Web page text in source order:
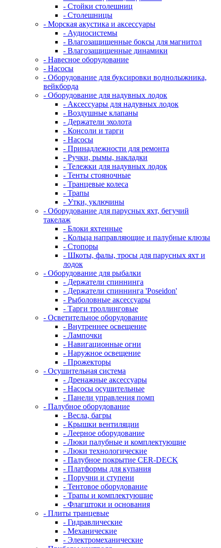
- Стойки столешниц
- Столешницы
- Морская акустика и аксессуары
- Аудиосистемы
- Влагозащищенные боксы для магнитол
- Влагозащищенные динамики
- Навесное оборудование
- Насосы
- Оборудование для буксировки воднолыжника,
вейкборда
- Оборудование для надувных лодок
- Аксессуары для надувных лодок
- Воздушные клапаны
- Держатели эхолота
- Консоли и тарги
- Насосы
- Принадлежности для ремонта
- Ручки, рымы, накладки
- Тележки для надувных лодок
- Тенты стояночные
- Транцевые колеса
- Трапы
- Утки, уключины
- Оборудование для парусных яхт, бегучий
такелаж
- Блоки яхтенные
- Кольца направляющие и палубные клюзы
- Стопоры
- Шкоты, фалы, тросы для парусных яхт и
лодок
- Оборудование для рыбалки
- Держатели спиннинга
- Держатели спиннинга 'Poseidon'
- Рыболовные аксессуары
- Тарги троллинговые
- Осветительное оборудование
- Внутреннее освещение
- Лампочки
- Навигационные огни
- Наружное освещение
- Прожекторы
- Осушительная система
- Дренажные аксессуары
- Насосы осушительные
- Панели управления помп
- Палубное оборудование
- Весла, багры
- Крышки вентиляции
- Леерное оборудование
- Люки палубные и комплектующие
- Люки технологические
- Палубное покрытие CER-DECK
- Платформы для купания
- Поручни и ступени
- Тентовое оборудование
- Трапы и комплектующие
- Флагштоки и основания
- Плиты транцевые
- Гидравлические
- Механические
- Электромеханические